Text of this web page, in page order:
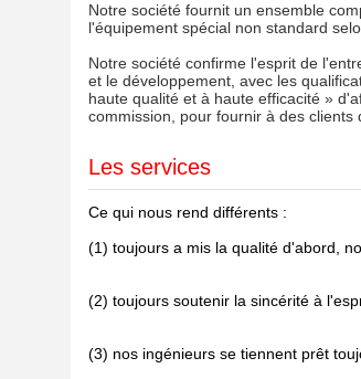
Notre société fournit un ensemble
l'équipement spécial non standard
Notre société confirme l'esprit de
et le développement, avec les
haute qualité et à haute efficacité »
commission, pour fournir à des clients
Les services
Ce qui nous rend différents :
(1) toujours a mis la qualité d'abord,
(2) toujours soutenir la sincérité à
(3) nos ingénieurs se tiennent prêt